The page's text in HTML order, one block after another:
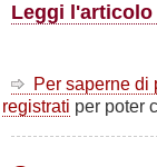
Leggi
Per saperne di
registrati per poter